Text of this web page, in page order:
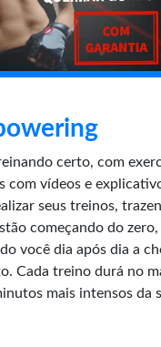
certo, com
com vídeos e
seus treinos,
começando do
você dia após dia a
Cada treino durá no
mais intensos da